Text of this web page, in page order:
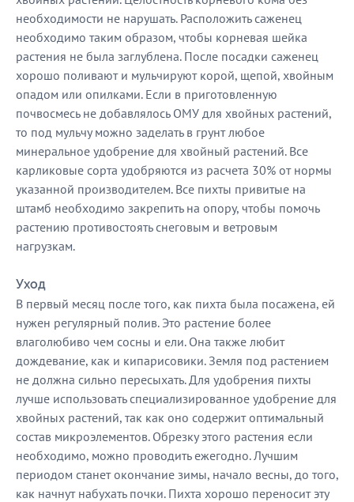
необходимости не нарушать. Расположить саженец
необходимо таким образом, чтобы корневая шейка
растения не была заглублена. После посадки саженец
хорошо поливают и мульчируют корой, щепой, хвойным
опадом или опилками. Если в приготовленную
почвосмесь не добавлялось ОМУ для хвойных растений,
то под мульчу можно заделать в грунт любое
минеральное удобрение для хвойный растений. Все
карликовые сорта удобряются из расчета 30% от нормы
указанной производителем. Все пихты привитые на
штамб необходимо закрепить на опору, чтобы помочь
растению противостоять снеговым и ветровым
нагрузкам.
Уход
В первый месяц после того, как пихта была посажена, ей
нужен регулярный полив. Это растение более
влаголюбиво чем сосны и ели. Она также любит
дождевание, как и кипарисовики. Земля под растением
не должна сильно пересыхать. Для удобрения пихты
лучше использовать специализированное удобрение для
хвойных растений, так как оно содержит оптимальный
состав микроэлементов. Обрезку этого растения если
необходимо, можно проводить ежегодно. Лучшим
периодом станет окончание зимы, начало весны, до того,
как начнут набухать почки. Пихта хорошо переносит эту